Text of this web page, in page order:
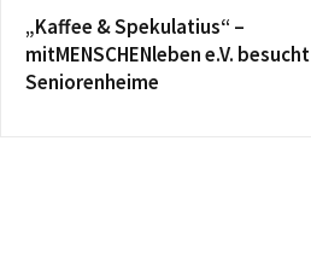
„Kaffee & Spekulatius“ –
mitMENSCHENleben e.V. besucht
Seniorenheime